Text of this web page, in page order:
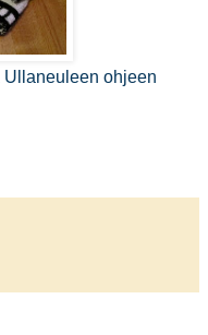
Ullaneuleen ohjeen